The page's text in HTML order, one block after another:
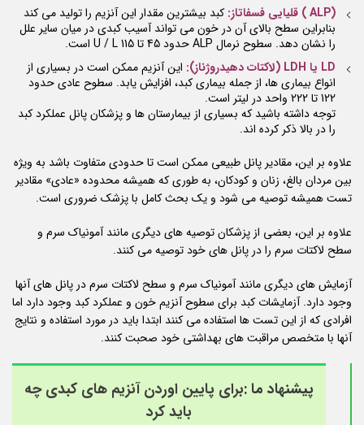
(ALP ) قلیایی فسفاتاز:
کبد بیشترین مقدار این آنزیم را تولید می کند
بنابراین سطح بالای آن در خون می تواند آسیب کبدی در میان سایر علل
را نشان دهد. سطوح نرمال ALP حدود 45 تا 115 U / L است.
LD یا LDH (لاکتات دهیدروژناز):
این آنزیم ممکن است در بسیاری از
انواع بیماری ها، از جمله بیماری کبد، افزایش یابد. سطوح عادی حدود
122 تا 222 واحد در لیتر است.
توجه داشته باشید که بسیاری از بیمارستان ها و پزشکان پانل عملکرد کبد
را در بالا ذکر کرده اند.
علاوه بر این، مقادیر پانل طبیعی ممکن است تا حدودی متفاوت باشد به ویژه
بین مردان بالغ، زنان و کودکان، به طوری که همیشه محدوده «عادی» مقادیر
تست همیشه توصیه می شود و یک بحث کامل با پزشک ضروری است.
علاوه بر این، بعضی از پزشکان توصیه های دیگری مانند آمونیاک سرم و
سطح لاکتات سرم را در پانل های خود توصیه می کنند.
آزمایش های دیگری مانند آمونیاک سرم و سطح لاکتات سرم در پانل های آنها
وجود دارد. آزمایشات کبد برای سطوح آنزیم خون و عملکرد کبد وجود دارد اما
افرادی که از این تست ها استفاده می کنند ابتدا باید در مورد استفاده و نتایج
آنها با متخصص مراقبت های بهداشتی خود صحبت کنند.
پیشنهاد ما :برای پایین اوردن آنزیم های کبدی چه
باید کرد